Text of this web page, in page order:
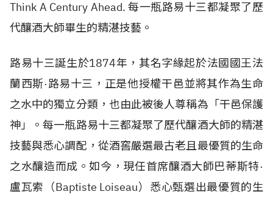
Think A Century Ahead. 每一瓶路易十三都凝聚了歷
代釀酒大師畢生的精湛技藝。
路易十三誕生於1874年，其名字緣起於法國國王法
蘭西斯·路易十三，正是他授權干邑並將其作為生命
之水中的獨立分類，也由此被後人尊稱為「干邑保護
神」。每一瓶路易十三都凝聚了歷代釀酒大師的精湛
技藝與悉心調配，從酒窖嚴選最古老且最優質的生命
之水釀造而成。如今，現任首席釀酒大師巴蒂斯特·
盧瓦索（Baptiste Loiseau）悉心甄選出最優質的生